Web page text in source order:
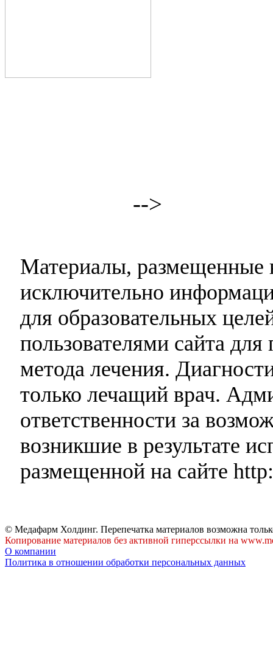
-->
Материалы, размещенные
исключительно
для образовательных
пользователями сайта
метода лечения.
только лечащий врач.
ответственности за
возникшие в результате
размещенной на сайте
© Медафарм Холдинг. Перепечатка материалов возможна
Копирование материалов без активной гиперссылки на
О компании
Политика в отношении обработки персональных данных